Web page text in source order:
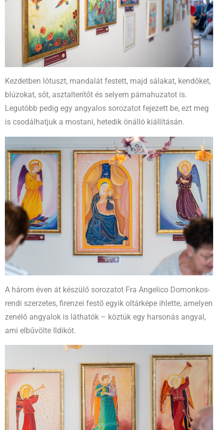
Kezdetben lótuszt, mandalát festett, majd sálakat, kendőket,
blúzokat, sőt, asztalterítőt és selyem párnahuzatot is.
Legutóbb pedig egy angyalos sorozatot fejezett be, ezt meg
is csodálhatjuk a mostani, hetedik önálló kiállításán.
A három éven át készülő sorozatot Fra Angelico Domonkos-
rendi szerzetes, firenzei festő egyik oltárképe ihlette, amelyen
zenélő angyalok is láthatók – köztük egy harsonás angyal,
ami elbűvölte Ildikót.